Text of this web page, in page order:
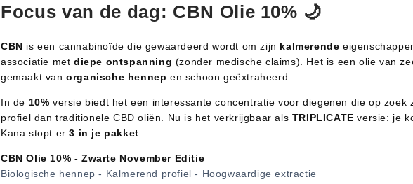
Focus van de dag: CBN Olie 10% 🌙
CBN is een cannabinoïde die gewaardeerd wordt om zijn kalmerende
associatie met diepe ontspanning (zonder medische claims). Het is een olie van
gemaakt vanorganische hennep en schoon geëxtraheerd.
In de 10% versie biedt het een interessante concentratie voor diegenen die op zoek
profiel dan traditionele CBD oliën. Nu is het verkrijgbaar als TRIPLICATE versie: je
Kana stopt er3 in je pakket.
CBN Olie 10% - Zwarte November Editie
Biologische hennep - Kalmerend profiel - Hoogwaardige extractie